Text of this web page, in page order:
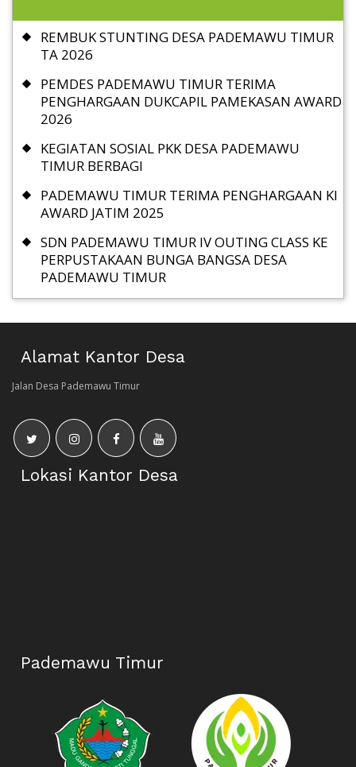
REMBUK STUNTING DESA PADEMAWU TIMUR
TA 2026
PEMDES PADEMAWU TIMUR TERIMA
PENGHARGAAN DUKCAPIL PAMEKASAN AWARD
2026
KEGIATAN SOSIAL PKK DESA PADEMAWU
TIMUR BERBAGI
PADEMAWU TIMUR TERIMA PENGHARGAAN KI
AWARD JATIM 2025
SDN PADEMAWU TIMUR IV OUTING CLASS KE
PERPUSTAKAAN BUNGA BANGSA DESA
PADEMAWU TIMUR
Alamat Kantor Desa
Jalan Desa Pademawu Timur
Lokasi Kantor Desa
Pademawu Timur